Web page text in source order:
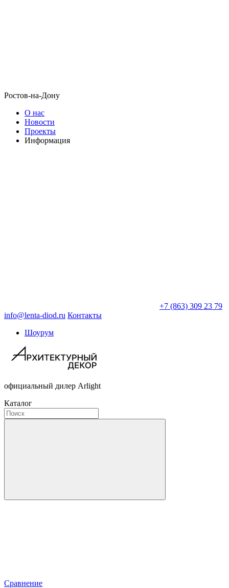
Ростов-на-Дону
О нас
Новости
Проекты
Информация
+7 (863) 309 23 79
info@lenta-diod.ru Контакты
Шоурум
официальный дилер Arlight
Каталог
Сравнение